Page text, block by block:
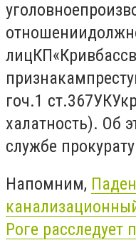
уголовное
отношении
лицКП«
признакам
гоч.1 ст.367УК
халатность). Об
службе
Напомним,
Роге расследует